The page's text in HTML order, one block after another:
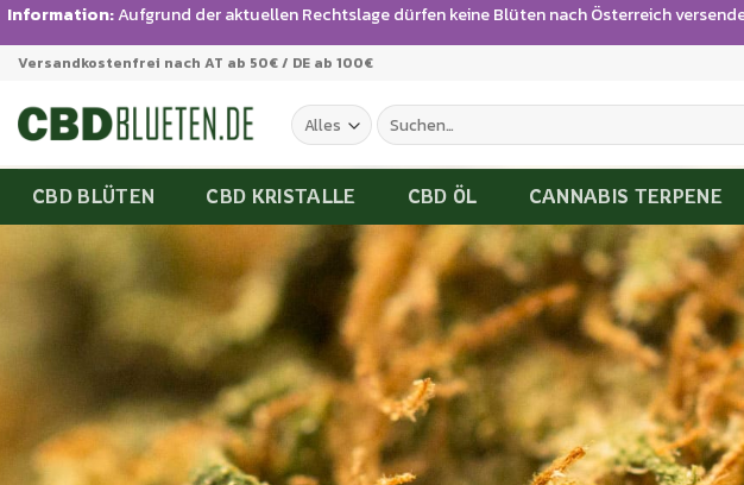
Information:Aufgrund der aktuellen Rechtslage dürfen keine Blüten nach Österreich
Versandkostenfrei nach AT ab 50€ / DE ab 100€
CBD BLÜTEN CBD KRISTALLE CBD ÖL CANNABIS TERPENE